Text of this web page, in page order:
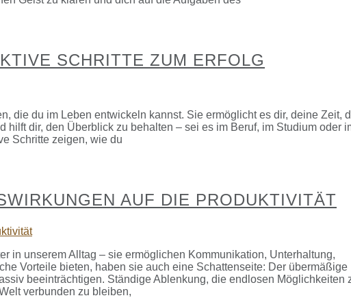
SCHRITTE ZUM ERFOLG
die du im Leben entwickeln kannst. Sie ermöglicht es dir, deine Zeit,
hilft dir, den Überblick zu behalten – sei es im Beruf, im Studium oder
Schritte zeigen, wie du
AUF DIE PRODUKTIVITÄT
in unserem Alltag – sie ermöglichen Kommunikation, Unterhaltung,
Vorteile bieten, haben sie auch eine Schattenseite: Der übermäßige
beeinträchtigen. Ständige Ablenkung, die endlosen Möglichkeiten
verbunden zu bleiben,